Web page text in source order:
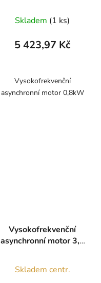
Skladem (1 ks)
5 423,97 Kč
Vysokofrekvenční
asynchronní motor 0,8kW
Vysokofrekvenční
asynchronní motor 3,0
Skladem centr.